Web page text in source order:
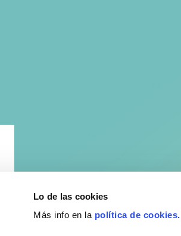
Lo de las cookies
Más info en la política de cookies.